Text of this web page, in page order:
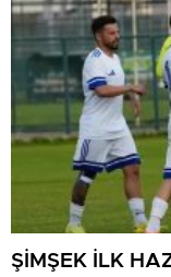
ŞİMŞEK İLK